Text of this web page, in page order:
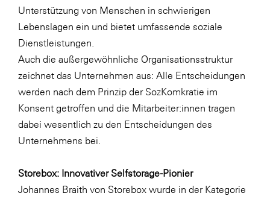
Unterstützung von Menschen in schwierigen
Lebenslagen ein und bietet umfassende soziale
Dienstleistungen.
Auch die außergewöhnliche Organisationsstruktur
zeichnet das Unternehmen aus: Alle Entscheidungen
werden nach dem Prinzip der SozKomkratie im
Konsent getroffen und die Mitarbeiter:innen tragen
dabei wesentlich zu den Entscheidungen des
Unternehmens bei.
Storebox: Innovativer Selfstorage-Pionier
Johannes Braith von Storebox wurde in der Kategorie